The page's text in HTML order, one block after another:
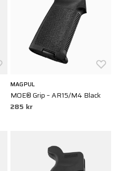
MAGPUL
MOE® Grip – AR15/M4 Black
285 kr